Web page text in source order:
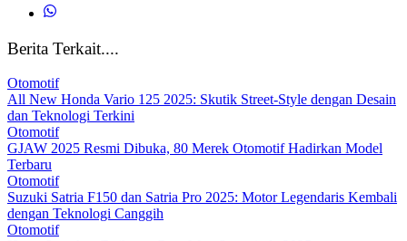
Berita Terkait....
Otomotif
All New Honda Vario 125 2025: Skutik Street-Style dengan Desain
dan Teknologi Terkini
Otomotif
GJAW 2025 Resmi Dibuka, 80 Merek Otomotif Hadirkan Model
Terbaru
Otomotif
Suzuki Satria F150 dan Satria Pro 2025: Motor Legendaris Kembali
dengan Teknologi Canggih
Otomotif